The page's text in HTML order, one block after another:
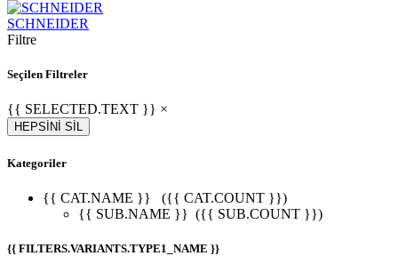
SCHNEIDER
Filtre
Seçilen Filtreler
{{ SELECTED.TEXT }} ×
HEPSİNİ SİL
Kategoriler
{{ CAT.NAME }}
({{ CAT.COUNT }})
{{ SUB.NAME }} ({{ SUB.COUNT }})
{{ FILTERS.VARIANTS.TYPE1_NAME }}